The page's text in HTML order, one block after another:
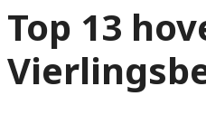
Top 13